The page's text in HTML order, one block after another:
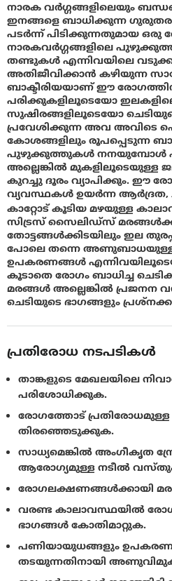
നാരക വര്‍ഗ്ഗങ്ങളിലെയും
ഇനങ്ങളെ ബാധിക്കുന്ന
പടര്‍ന്ന് പിടിക്കുന്നതുമായ
നാരകവര്‍ഗ്ഗങ്ങളിലെ
തണ്ടുകള്‍ എന്നിവയിലെ
അതിജീവിക്കാന്‍ കഴിയുന്ന
ബാക്ടീരിയയാണ് ഈ
പരിക്കുകളിലൂടെയോ
സുഷിരങ്ങളിലൂടെയോ
പ്രവേശിക്കുന്ന അവ അവിടെ
കോശങ്ങളിലും രൂപപ്പെടുന്ന
പുഴുക്കുത്തുകള്‍ നനയുമ്പോള്‍
അല്ലെങ്കില്‍ മുകളിലൂടെയുള്ള
കുറച്ചു ദൂരം വ്യാപിക്കും. ഈ
വ്യവസ്ഥകള്‍ ഉയര്‍ന്ന ആര്‍ദ്രത,
കാറ്റോട് കൂടിയ മഴയുള്ള
സിട്രസ് സൈലിഡ്സ്
തോട്ടങ്ങള്‍ക്കിടയിലും ഇല
പോലെ തന്നെ
ഉപകരണങ്ങള്‍
കൂടാതെ രോഗം ബാധിച്ച
മരങ്ങള്‍ അല്ലെങ്കില്‍
ചെടിയുടെ ഭാഗങ്ങളും
പ്രതിരോധ നടപടികൾ
താങ്കളുടെ മേഖലയിലെ
പരിശോധിക്കുക.
രോഗത്തോട്‌
തിരഞ്ഞെടുക്കുക.
സാധ്യമെങ്കില്‍ അംഗീകൃത
ആരോഗ്യമുള്ള നടീല്‍
രോഗലക്ഷണങ്ങള്‍ക്കായി
വരണ്ട കാലാവസ്ഥയില്‍
ഭാഗങ്ങള്‍ കോതിമാറ്റുക.
പണിയായുധങ്ങളും
തടയുന്നതിനായി